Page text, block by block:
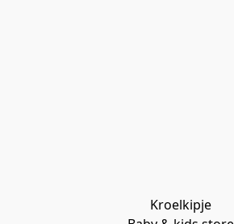
Kroelkipje